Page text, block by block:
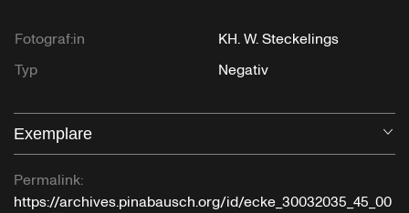
Fotograf:in
KH. W. Steckelings
Typ
Negativ
Exemplare
Permalink:
https://archives.pinabausch.org/id/ecke_30032035_45_00